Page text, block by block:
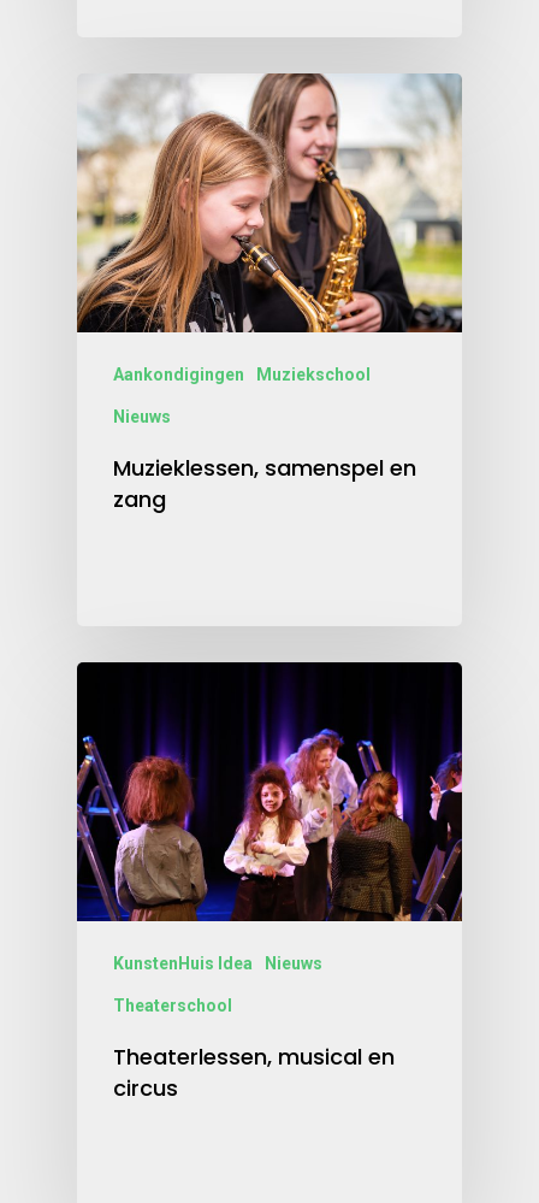
Aankondigingen Muziekschool
Nieuws
Muzieklessen, samenspel en
zang
KunstenHuis Idea Nieuws
Theaterschool
Theaterlessen, musical en
circus